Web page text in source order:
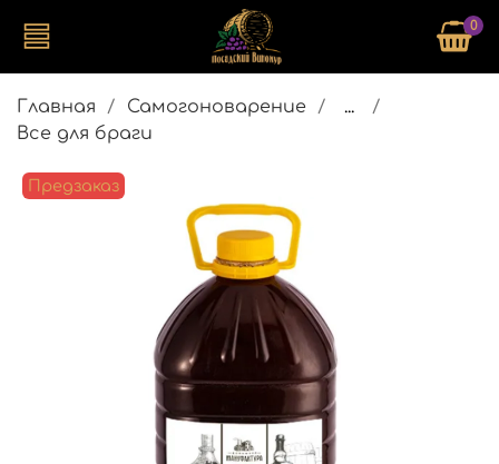
0
Главная Самогоноварение
...
Все для браги
Предзаказ